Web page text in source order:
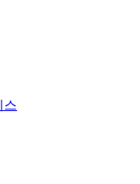
스